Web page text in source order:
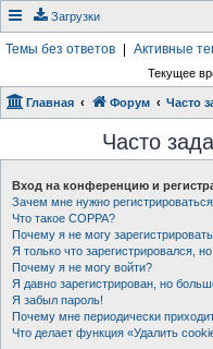
Загрузки
Темы без ответов Активные
Текущее
Главная Форум Часто
Часто
Вход на конференцию и
Зачем мне нужно
Что такое COPPA?
Почему я не могу
Я только что зарегистрировался,
Почему я не могу войти?
Я давно зарегистрирован, но
Я забыл пароль!
Почему мне периодически
Что делает функция «Удалить